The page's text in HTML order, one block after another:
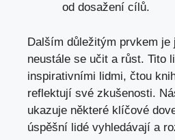
od dosažení cílů.
Dalším důležitým prvkem je
neustále se učit a růst. Tito
inspirativními lidmi, čtou
reflektují své zkušenosti.
ukazuje některé klíčové
úspěšní lidé vyhledávají a